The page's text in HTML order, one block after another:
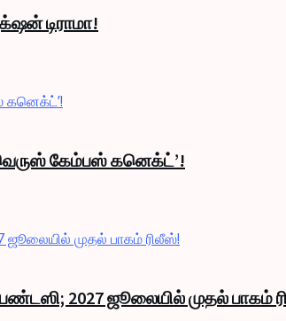
டிராமா!
கேம்பஸ் கனெக்ட்’!
2027 ஜூலையில் முதல் பாகம்